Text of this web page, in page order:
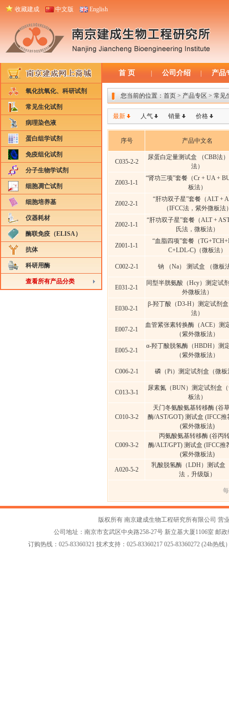
收藏建成 中文版 English
首 页 公司介绍 产品
氧化抗氧化、科研试剂
常见生化试剂
病理染色液
蛋白组学试剂
免疫组化试剂
分子生物学试剂
细胞凋亡试剂
细胞培养基
仪器耗材
酶联免疫（ELISA）
抗体
科研用酶
查看所有产品分类
您当前的位置： 首页 > 产品专区 > 常见
最新 人气 销量 价格
序号 产品中文名
C035-2-2
尿蛋白定量测试盒 （CBB法
法）
Z003-1-1
“肾功三项”套餐（Cr + UA +
板法）
Z002-2-1
“肝功双子星”套餐（ALT +
（IFCC法，紫外微板法
Z002-1-1
“肝功双子星”套餐（ALT +
氏法，微板法）
Z001-1-1
“血脂四项”套餐（
C+LDL-C)（微板法）
C002-2-1 钠 （Na） 测试盒 （微板
E031-2-1
同型半胱氨酸（Hcy）测定试
外微板法）
E030-2-1
β-羟丁酸（D3-H）测定试剂
法）
E007-2-1
血管紧张素转换酶（ACE）测
（紫外微板法）
E005-2-1
α-羟丁酸脱氢酶（HBDH）测
（紫外微板法）
C006-2-1 磷（Pi）测定试剂盒（微板
C013-3-1
尿素氮（BUN）测定试剂盒
板法）
C010-3-2
天门冬氨酸氨基转移酶 (谷
酶/AST/GOT) 测试盒 (IFCC推
(紫外微板法)
C009-3-2
丙氨酸氨基转移酶 (谷丙
酶/ALT/GPT) 测试盒 (IFCC推
(紫外微板法)
A020-5-2
乳酸脱氢酶（LDH）测试盒
法，升级版）
版权所有 南京建成生物工程研究所有限公司 营
公司地址：南京市玄武区中央路258-27号 新立基大厦1106室 邮政
订购热线：025-83360321 技术支持：025-83360217 025-83360272 (24h热